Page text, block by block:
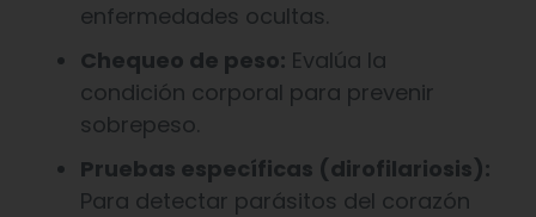
enfermedades ocultas.
Chequeo de peso: Evalúa la
condición corporal para prevenir
sobrepeso.
Pruebas específicas (dirofilariosis):
Para detectar parásitos del corazón